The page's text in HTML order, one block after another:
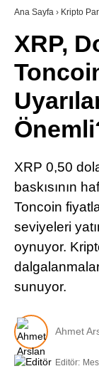
SÖZLÜK
Ana Sayfa › Kripto
XRP,
XRP 0,50
baskısının
Toncoin
seviyeleri
oynuyor.
sunuyor.
Ahmet
Editör: